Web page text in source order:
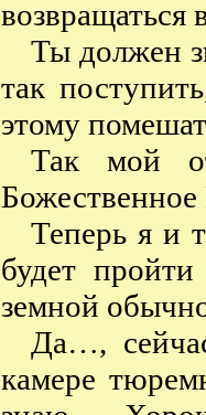
возвращаться
Ты должен
так
этому
Так мой
Теперь я и
будет
земной
Да…,
камере